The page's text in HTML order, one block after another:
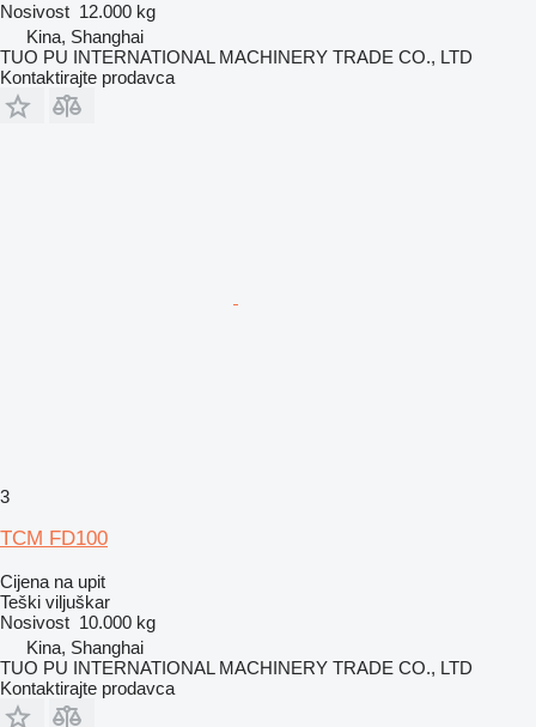
Nosivost 12.000 kg
Kina, Shanghai
TUO PU INTERNATIONAL MACHINERY TRADE CO., LTD
Kontaktirajte prodavca
3
TCM FD100
Cijena na upit
Teški viljuškar
Nosivost 10.000 kg
Kina, Shanghai
TUO PU INTERNATIONAL MACHINERY TRADE CO., LTD
Kontaktirajte prodavca